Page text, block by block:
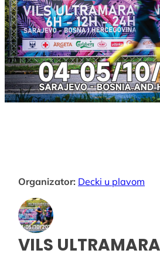
Organizator: Decki u plavom
VILS